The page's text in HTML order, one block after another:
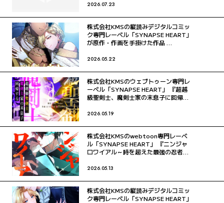
2026.07.23
株式会社KMSの縦読みデジタルコミッ
ク専門レーベル「SYNAPSE HEART」
が原作・作画を手掛けた作品
再開！！
2026.05.22
株式会社KMSのウェブトゥーン専門レ
ーベル「SYNAPSE HEART」 『超越
級聖剣士、魔剣士家の末息子に回帰す
2026.05.19
株式会社KMSのwebtoon専門レーベ
ル「SYNAPSE HEART」 『ニンジャ
ロワイアル～時を超えた最強の忍者
2026.05.13
株式会社KMSの縦読みデジタルコミッ
ク専門レーベル「SYNAPSE HEART」